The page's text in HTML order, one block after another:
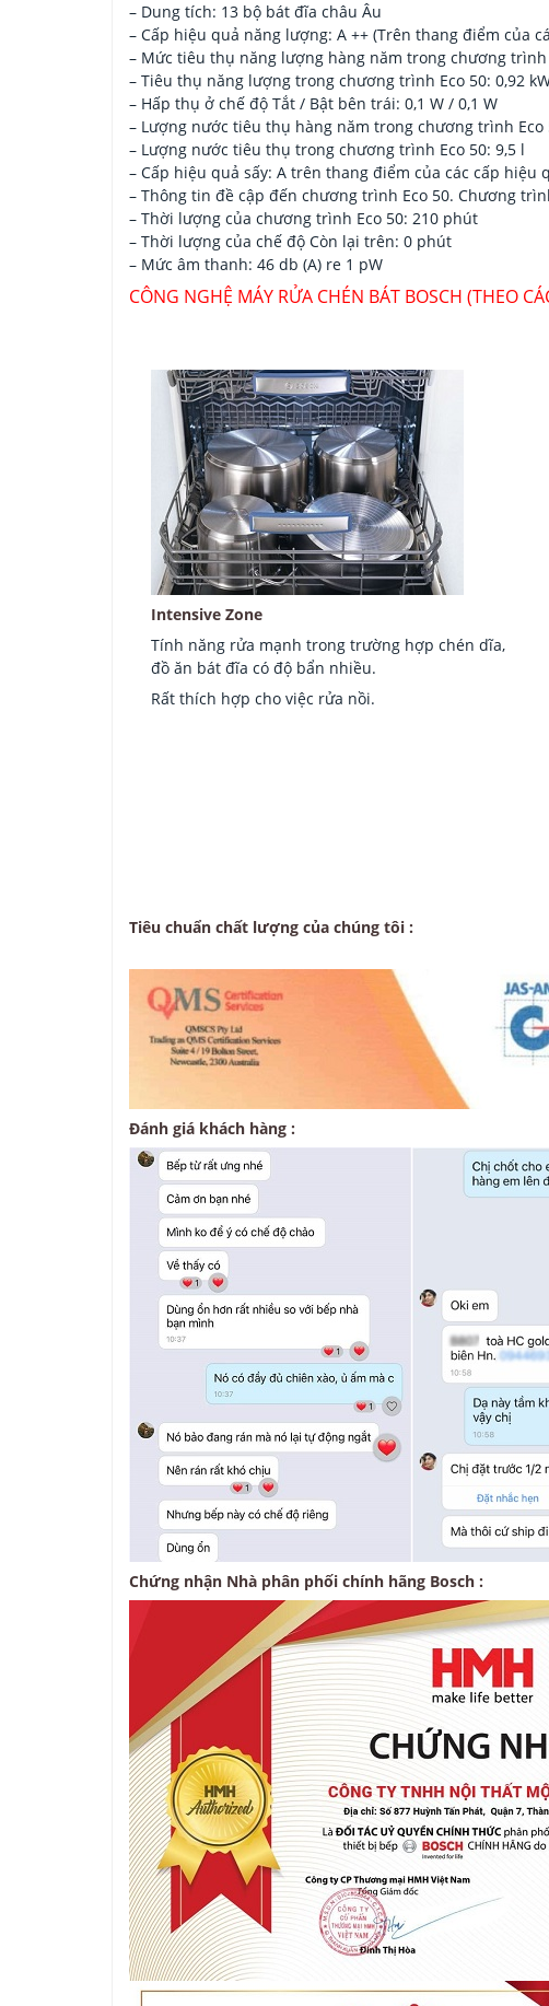
– Dung tích: 13 bộ bát đĩa châu Âu
– Cấp hiệu quả năng lượng: A ++ (Trên thang điểm của
– Mức tiêu thụ năng lượng hàng năm trong chương
– Tiêu thụ năng lượng trong chương trình Eco 50: 0,92
– Hấp thụ ở chế độ Tắt / Bật bên trái: 0,1 W / 0,1 W
– Lượng nước tiêu thụ hàng năm trong chương trình
– Lượng nước tiêu thụ trong chương trình Eco 50: 9,5 l
– Cấp hiệu quả sấy: A trên thang điểm của các cấp
– Thông tin đề cập đến chương trình Eco 50. Chương
– Thời lượng của chương trình Eco 50: 210 phút
– Thời lượng của chế độ Còn lại trên: 0 phút
– Mức âm thanh: 46 db (A) re 1 pW
CÔNG NGHỆ MÁY RỬA CHÉN BÁT BOSCH (THEO
Intensive Zone
Tính năng rửa mạnh trong trường hợp chén dĩa,
đồ ăn bát đĩa có độ bẩn nhiều.
Rất thích hợp cho việc rửa nồi.
Tiêu chuẩn chất lượng của chúng tôi :
Đánh giá khách hàng :
Chứng nhận Nhà phân phối chính hãng Bosch :